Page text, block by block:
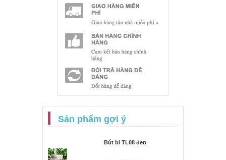
Sản phẩm gợi ý
Bút bi TL08 đen